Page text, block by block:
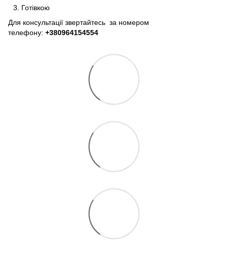
Готівкою
Для консультації звертайтесь за номером
телефону: +380964154554